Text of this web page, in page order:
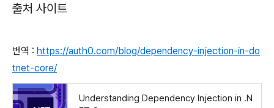
출처 사이트
번역 : https://auth0.com/blog/dependency-injection-in-do
tnet-core/
Understanding Dependency Injection in .N